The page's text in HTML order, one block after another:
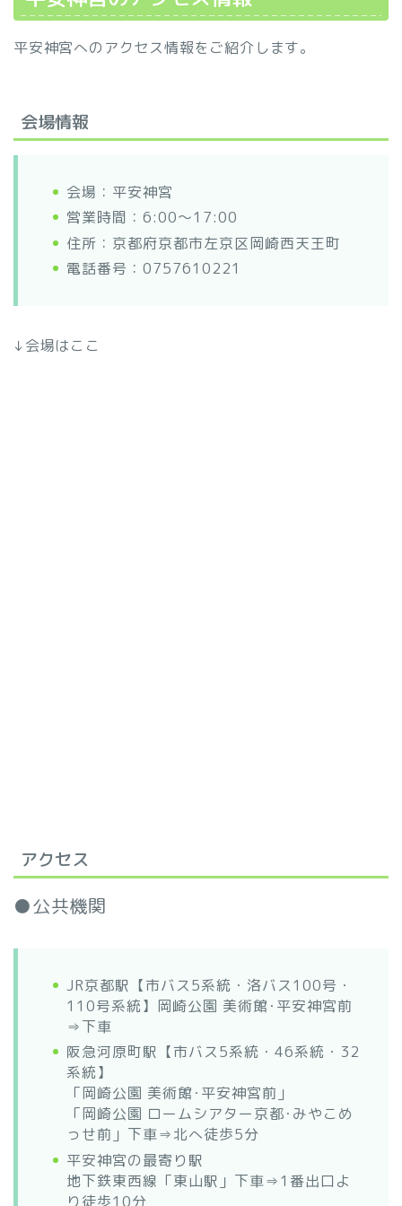
平安神宮へのアクセス情報をご紹介します。
会場情報
会場：平安神宮
営業時間：6:00～17:00
住所：京都府京都市左京区岡崎西天王町
電話番号：0757610221
↓会場はここ
アクセス
●公共機関
JR京都駅【市バス5系統・洛バス100号・
110号系統】岡崎公園 美術館･平安神宮前
⇒下車
阪急河原町駅【市バス5系統・46系統・32
系統】
「岡崎公園 美術館･平安神宮前」
「岡崎公園 ロームシアター京都･みやこめ
っせ前」下車⇒北へ徒歩5分
平安神宮の最寄り駅
地下鉄東西線「東山駅」下車⇒1番出口よ
り徒歩10分